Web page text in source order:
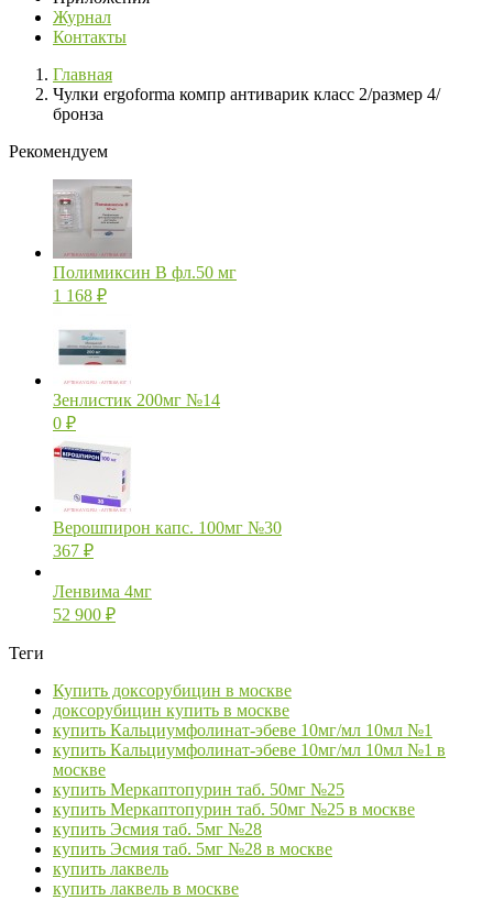
Журнал
Контакты
Главная
Чулки ergoforma компр антиварик класс 2/размер 4/
бронза
Рекомендуем
Полимиксин В фл.50 мг
1 168 ₽
Зенлистик 200мг №14
0 ₽
Верошпирон капс. 100мг №30
367 ₽
Ленвима 4мг
52 900 ₽
Теги
Купить доксорубицин в москве
доксорубицин купить в москве
купить Кальциумфолинат-эбеве 10мг/мл 10мл №1
купить Кальциумфолинат-эбеве 10мг/мл 10мл №1 в
москве
купить Меркаптопурин таб. 50мг №25
купить Меркаптопурин таб. 50мг №25 в москве
купить Эсмия таб. 5мг №28
купить Эсмия таб. 5мг №28 в москве
купить лаквель
купить лаквель в москве